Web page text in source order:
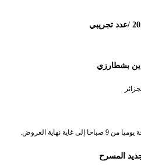
بشطارزي
نهاية العروض.
المسرح